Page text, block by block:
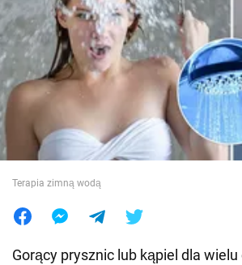
Społeczeństwo
Wojna na Ukrainie
Świat
Jedzenie
Terapia zimną wodą
Gorący prysznic lub kąpiel dla